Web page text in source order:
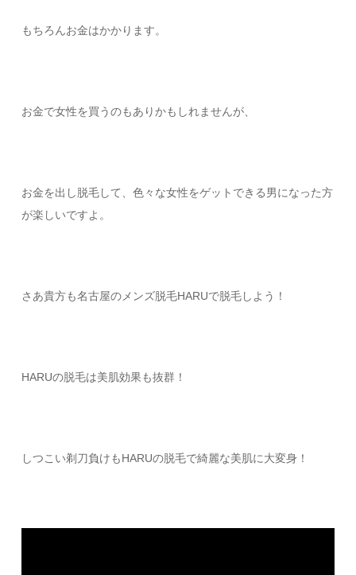
もちろんお金はかかります。
お金で女性を買うのもありかもしれませんが、
お金を出し脱毛して、色々な女性をゲットできる男になった方
が楽しいですよ。
さあ貴方も名古屋のメンズ脱毛HARUで脱毛しよう！
HARUの脱毛は美肌効果も抜群！
しつこい剃刀負けもHARUの脱毛で綺麗な美肌に大変身！